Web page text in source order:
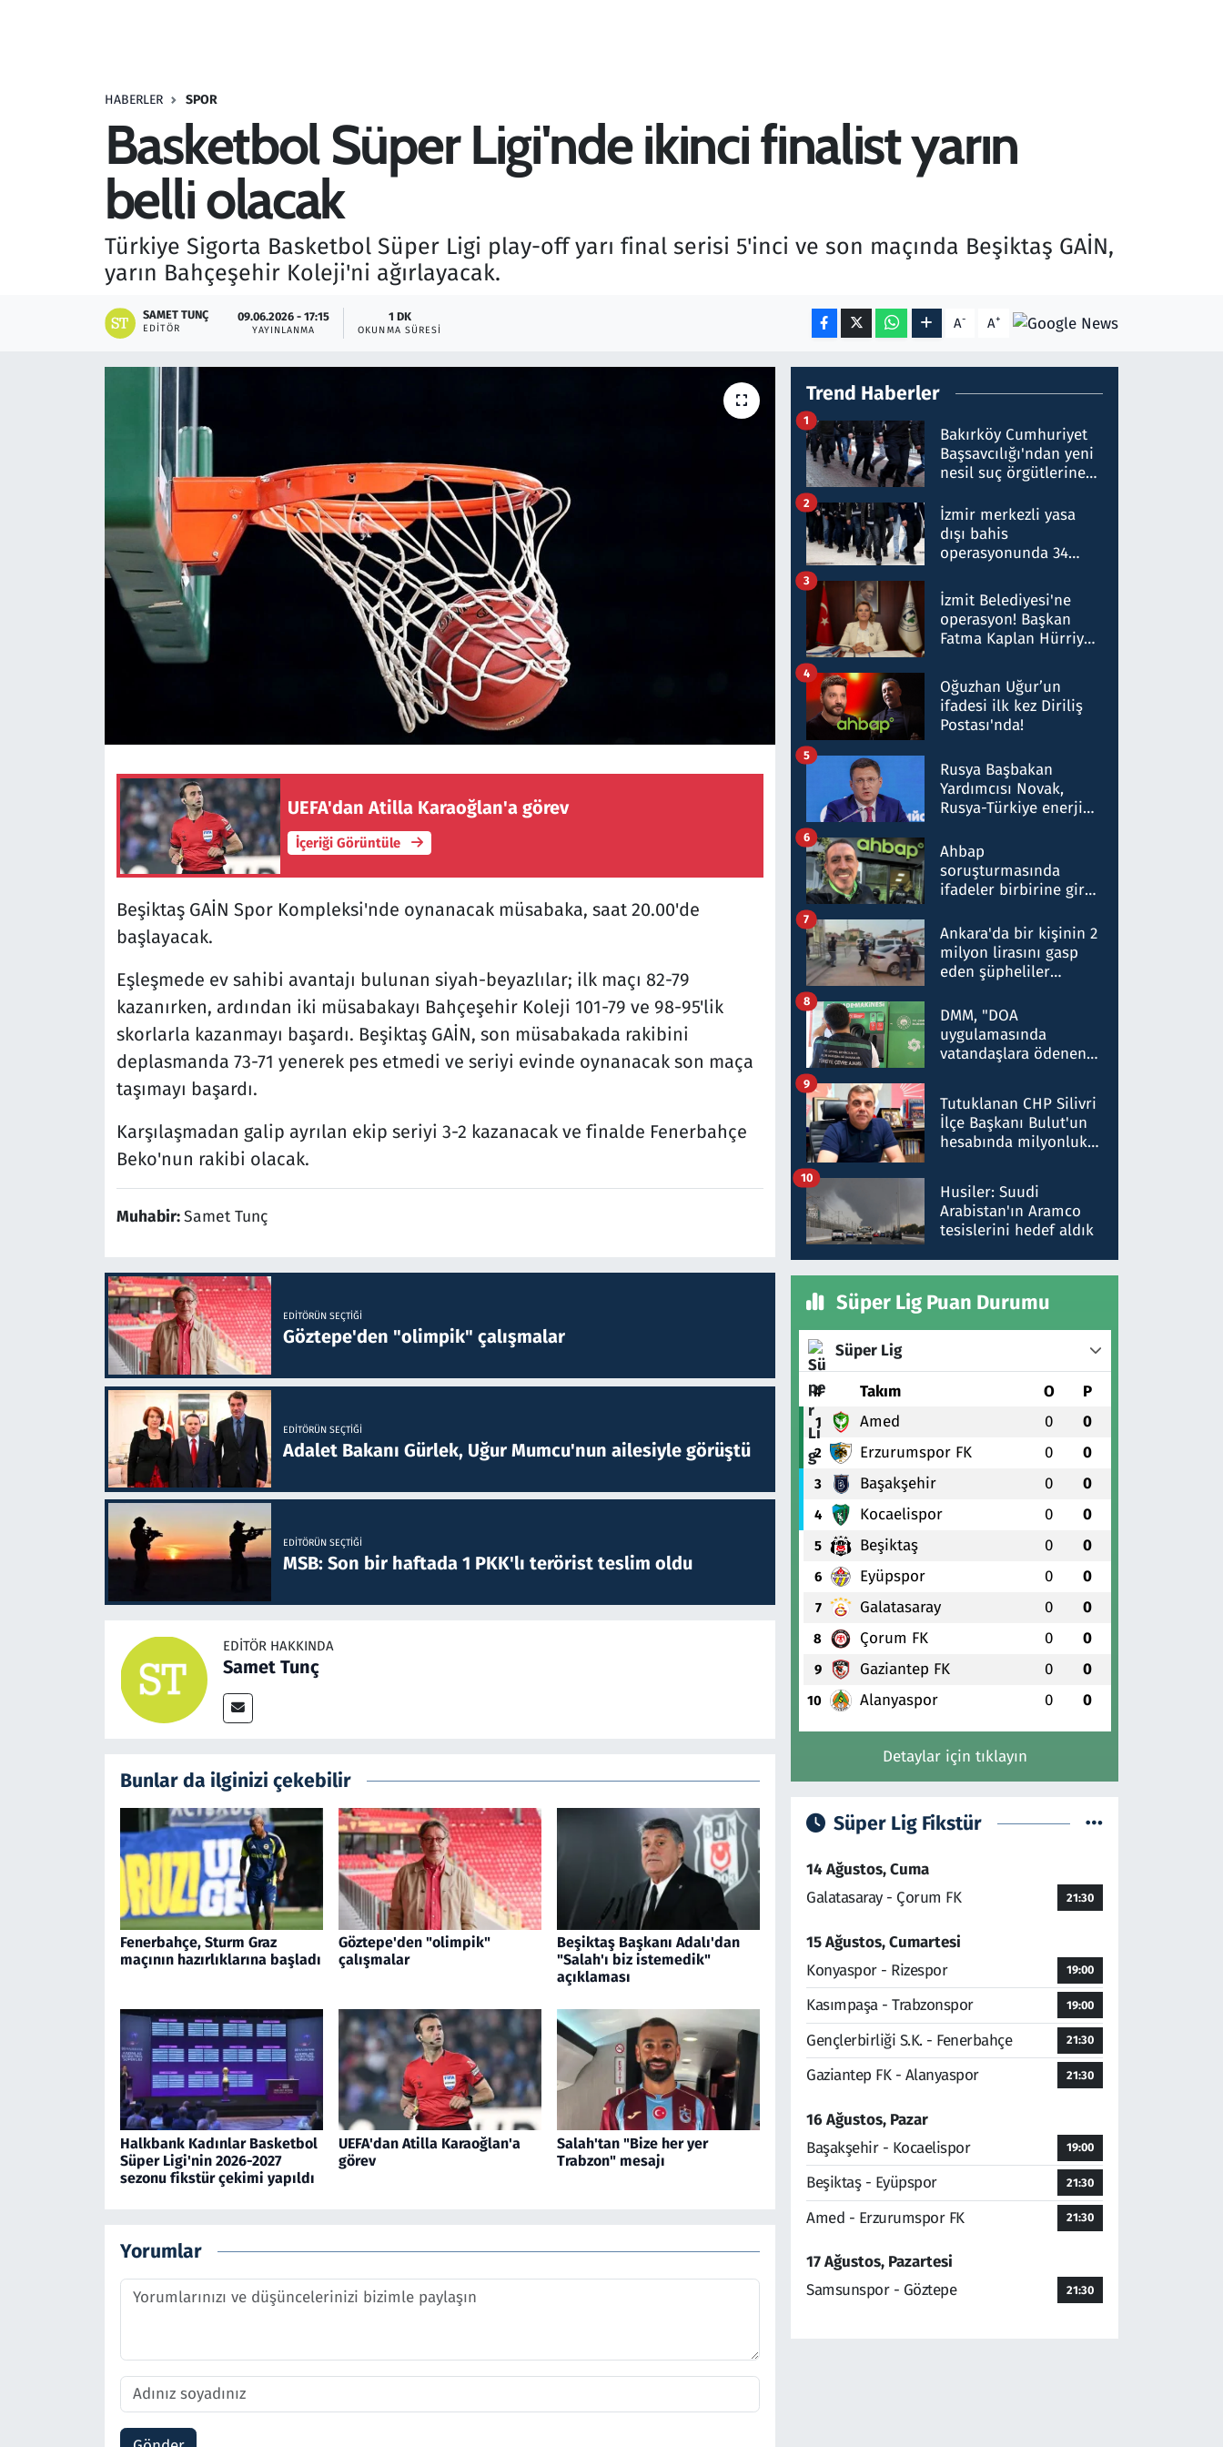
HABERLER SPOR
Basketbol Süper Ligi'nde ikinci finalist yarın
belli olacak
Türkiye Sigorta Basketbol Süper Ligi play-off yarı final serisi 5'inci ve son maçında Beşiktaş GAİN,
yarın Bahçeşehir Koleji'ni ağırlayacak.
SAMET TUNÇ
EDITÖR
09.06.2026 - 17:15
YAYINLANMA
1 DK
OKUNMA SÜRESI A- A+
UEFA'dan Atilla Karaoğlan'a görev
İçeriği Görüntüle
Beşiktaş GAİN Spor Kompleksi'nde oynanacak müsabaka, saat 20.00'de
başlayacak.
Eşleşmede ev sahibi avantajı bulunan siyah-beyazlılar; ilk maçı 82-79
kazanırken, ardından iki müsabakayı Bahçeşehir Koleji 101-79 ve 98-95'lik
skorlarla kazanmayı başardı. Beşiktaş GAİN, son müsabakada rakibini
deplasmanda 73-71 yenerek pes etmedi ve seriyi evinde oynanacak son maça
taşımayı başardı.
Karşılaşmadan galip ayrılan ekip seriyi 3-2 kazanacak ve finalde Fenerbahçe
Beko'nun rakibi olacak.
Muhabir:Samet Tunç
EDITÖRÜN SEÇTIĞI
Göztepe'den "olimpik" çalışmalar
EDITÖRÜN SEÇTIĞI
Adalet Bakanı Gürlek, Uğur Mumcu'nun ailesiyle görüştü
EDITÖRÜN SEÇTIĞI
MSB: Son bir haftada 1 PKK'lı terörist teslim oldu
EDITÖR HAKKINDA
Samet Tunç
Bunlar da ilginizi çekebilir
Fenerbahçe, Sturm Graz
maçının hazırlıklarına başladı
Göztepe'den "olimpik"
çalışmalar
Beşiktaş Başkanı Adalı'dan
"Salah'ı biz istemedik"
açıklaması
Halkbank Kadınlar Basketbol
Süper Ligi'nin 2026-2027
sezonu fikstür çekimi yapıldı
UEFA'dan Atilla Karaoğlan'a
görev
Salah'tan "Bize her yer
Trabzon" mesajı
Yorumlar
Trend Haberler
Bakırköy Cumhuriyet
Başsavcılığı'ndan yeni
nesil suç örgütlerine
hakkında gözaltı kararı
1
İzmir merkezli yasa
dışı bahis
operasyonunda 34
Milyar liralık para
trafiği tespit edildi
2
İzmit Belediyesi'ne
operasyon! Başkan
Fatma Kaplan Hürriyet
3
Oğuzhan Uğur’un
ifadesi ilk kez Diriliş
Postası'nda!
4
Rusya Başbakan
Yardımcısı Novak,
Rusya-Türkiye enerji
nitelikte olduğunu
belirtti
5
Ahbap
soruşturmasında
ifadeler birbirine girdi:
ifadelerinden ortaya
çıkan tablo şok etti
6
Ankara'da bir kişinin 2
milyon lirasını gasp
eden şüpheliler
7
DMM, "DOA
uygulamasında
vatandaşlara ödenen
düşürüldüğü" iddiasını
yalanladı
8
Tutuklanan CHP Silivri
İlçe Başkanı Bulut'un
hesabında milyonluk
talimat verdi, ben
gönderdim
9
Husiler: Suudi
Arabistan'ın Aramco
tesislerini hedef aldık
10
Süper Lig Puan Durumu
Süper Lig
# Takım O P
1 Amed 0 0
2 Erzurumspor FK 0 0
3 Başakşehir 0 0
4 Kocaelispor 0 0
5 Beşiktaş 0 0
6 Eyüpspor 0 0
7 Galatasaray 0 0
8 Çorum FK 0 0
9 Gaziantep FK 0 0
10 Alanyaspor 0 0
Detaylar için tıklayın
Süper Lig Fikstür
14 Ağustos, Cuma
Galatasaray - Çorum FK
21:30
15 Ağustos, Cumartesi
Konyaspor - Rizespor
19:00
Kasımpaşa - Trabzonspor 19:00
Gençlerbirliği S.K. - Fenerbahçe 21:30
Gaziantep FK - Alanyaspor 21:30
16 Ağustos, Pazar
Başakşehir - Kocaelispor
19:00
Beşiktaş - Eyüpspor 21:30
Amed - Erzurumspor FK 21:30
17 Ağustos, Pazartesi
Samsunspor - Göztepe
21:30
Savunma Sanayi
Teknoloji ve Bilim
Televizyon